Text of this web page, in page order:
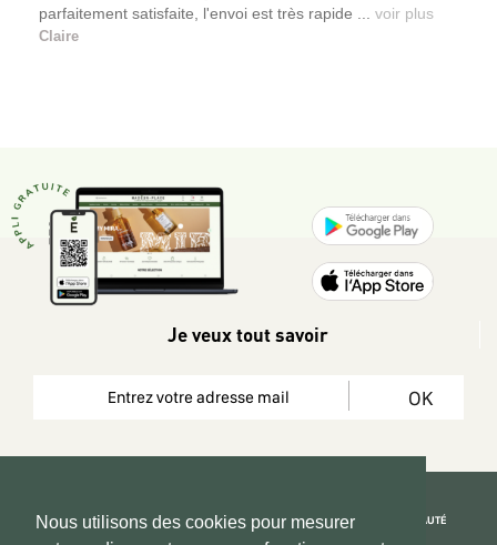
Nous utilisons des cookies pour mesurer
parfaitement satisfaite, l'envoi est très rapide ... voir plus
Claire
Je veux tout savoir
OK
REJOIGNEZ LA COMMUNAUTÉ